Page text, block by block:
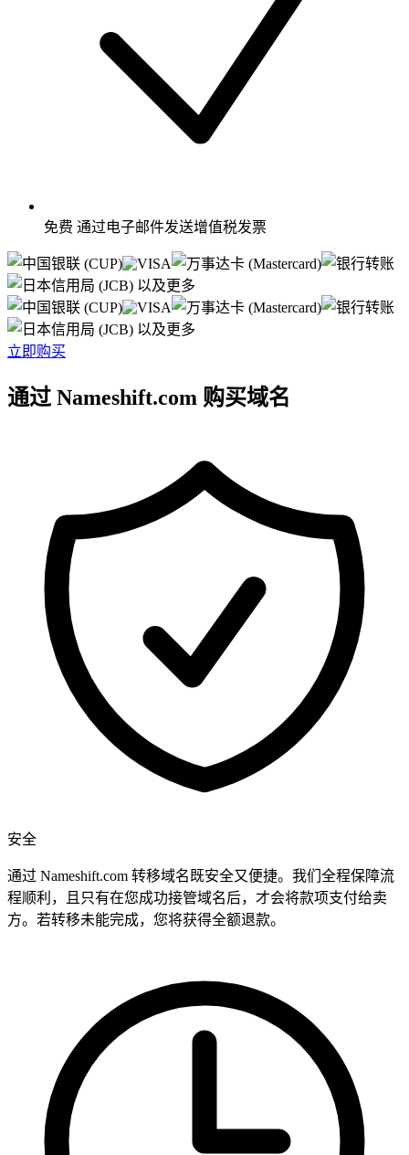
免费 通过电子邮件发送增值税发票
以及更多
以及更多
立即购买
通过 Nameshift.com 购买域名
安全
通过 Nameshift.com 转移域名既安全又便捷。我们全程保障流
程顺利，且只有在您成功接管域名后，才会将款项支付给卖
方。若转移未能完成，您将获得全额退款。